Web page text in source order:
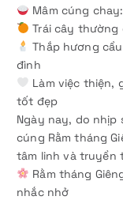
Mâm cúng
Trái cây
Thắp hương
đình
Làm việc thiện,
tốt đẹp
Ngày nay, do nhịp
cúng Rằm tháng
tâm linh và truyền
Rằm tháng
nhắc nhở